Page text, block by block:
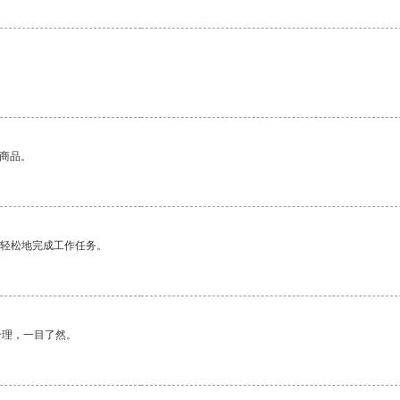
品。
松地完成工作任务。
，一目了然。